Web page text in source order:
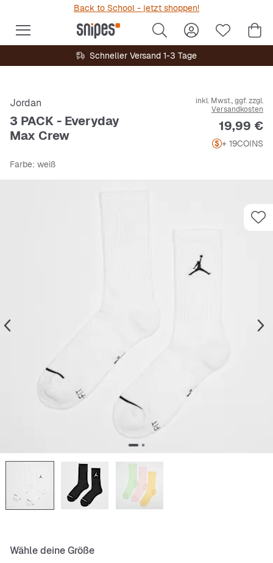
Back to School - jetzt shoppen!
Schneller Versand 1-3 Tage
Jordan
3 PACK - Everyday
Max Crew
inkl. Mwst., ggf. zzgl.
Versandkosten
Preis
19,99 €
+ 19COINS
Farbe: weiß
Wähle deine Größe